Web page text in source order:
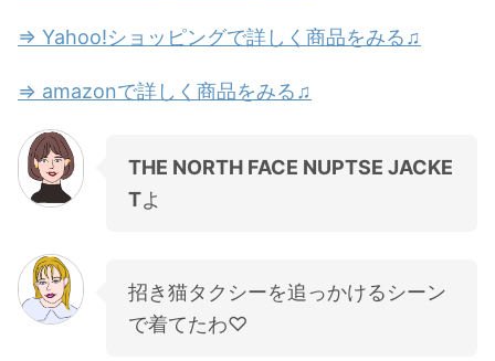
⇒ Yahoo!ショッピングで詳しく商品をみる♫
⇒ amazonで詳しく商品をみる♫
THE NORTH FACE NUPTSE JACKE
Tよ
招き猫タクシーを追っかけるシーン
で着てたわ♡